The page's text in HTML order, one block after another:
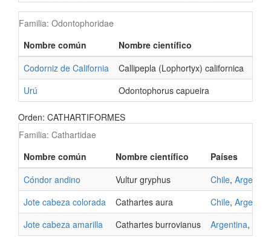
Familia: Odontophoridae
Nombre común
Nombre científico
Codorniz de California
Callipepla (Lophortyx) californica
Urú
Odontophorus capueira
Orden: CATHARTIFORMES
Familia: Cathartidae
Nombre común
Nombre científico
Países
Cóndor andino
Vultur gryphus Chile, Argentina
Jote cabeza colorada
Cathartes aura Chile, Argentina
Jote cabeza amarilla
Cathartes burrovianus Argentina,